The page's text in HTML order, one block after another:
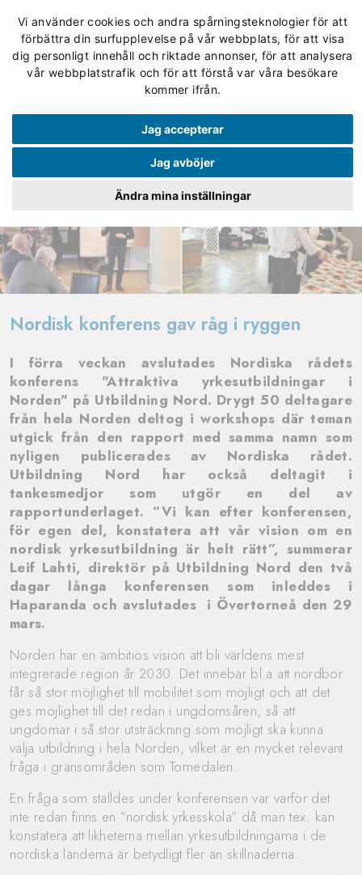
Vi använder cookies och andra spårningsteknologier för att
förbättra din surfupplevelse på vår webbplats, för att visa
dig personligt innehåll och riktade annonser, för att analysera
vår webbplatstrafik och för att förstå var våra besökare
kommer ifrån.
Jag accepterar
Jag avböjer
Ändra mina inställningar
Nordisk konferens gav råg i ryggen
I förra veckan avslutades Nordiska rådets
konferens "Attraktiva yrkesutbildningar i
Norden" på Utbildning Nord. Drygt 50 deltagare
från hela Norden deltog i workshops där teman
utgick från den rapport med samma namn som
nyligen publicerades av Nordiska rådet.
Utbildning Nord har också deltagit i
tankesmedjor som utgör en del av
rapportunderlaget. ”Vi kan efter konferensen,
för egen del, konstatera att vår vision om en
nordisk yrkesutbildning är helt rätt”, summerar
Leif Lahti, direktör på Utbildning Nord den två
dagar långa konferensen som inleddes i
Haparanda och avslutades i Övertorneå den 29
mars.
Norden har en ambitiös vision att bli världens mest
integrerade region år 2030. Det innebär bl.a att nordbor
får så stor möjlighet till mobilitet som möjligt och att det
ges möjlighet till det redan i ungdomsåren, så att
ungdomar i så stor utsträckning som möjligt ska kunna
välja utbildning i hela Norden, vilket är en mycket relevant
fråga i gränsområden som Tornedalen.
En fråga som ställdes under konferensen var varför det
inte redan finns en ”nordisk yrkesskola” då man tex. kan
konstatera att likheterna mellan yrkesutbildningarna i de
nordiska länderna är betydligt fler än skillnaderna.